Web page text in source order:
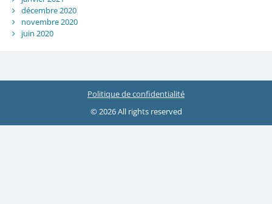
décembre 2020
novembre 2020
juin 2020
Politique de confidentialité
© 2026 All rights reserved